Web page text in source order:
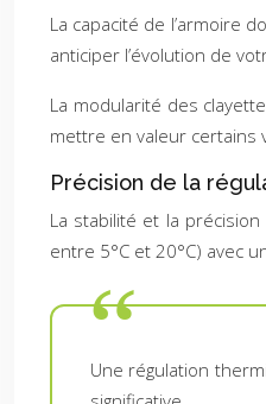
La capacité de l’armoire
anticiper l’évolution de
La modularité des
mettre en valeur certains
Précision de la
La stabilité et la
entre 5°C et 20°C) avec
Une régulation